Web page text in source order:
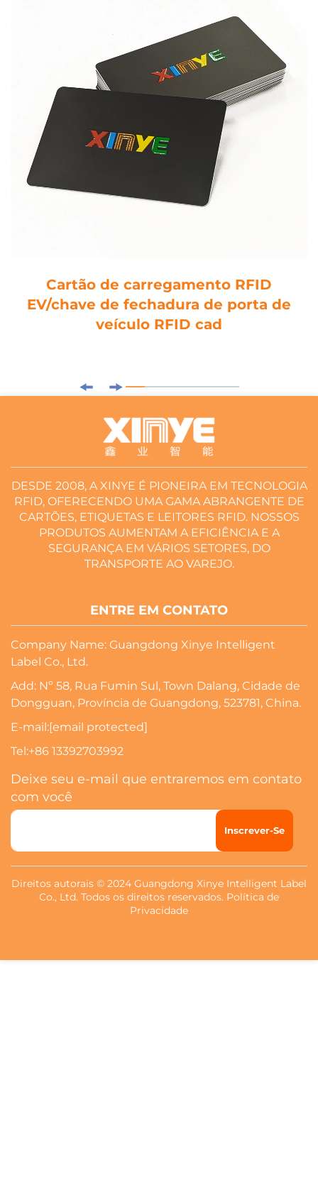
Cartão de carregamento RFID
EV/chave de fechadura de porta de
veículo RFID cad
DESDE 2008, A XINYE É PIONEIRA EM TECNOLOGIA
RFID, OFERECENDO UMA GAMA ABRANGENTE DE
CARTÕES, ETIQUETAS E LEITORES RFID. NOSSOS
PRODUTOS AUMENTAM A EFICIÊNCIA E A
SEGURANÇA EM VÁRIOS SETORES, DO
TRANSPORTE AO VAREJO.
ENTRE EM CONTATO
Company Name: Guangdong Xinye Intelligent
Label Co., Ltd.
Add: Nº 58, Rua Fumin Sul, Town Dalang, Cidade de
Dongguan, Província de Guangdong, 523781, China.
E-mail:[email protected]
Tel:+86 13392703992
Deixe seu e-mail que entraremos em contato
com você
Inscrever-Se
Direitos autorais © 2024 Guangdong Xinye Intelligent Label
Co., Ltd. Todos os direitos reservados. Política de
Privacidade